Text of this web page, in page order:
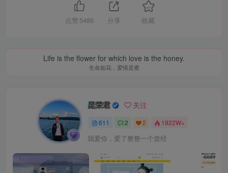
点赞 5486 分享 收藏
Life is the flower for which love is the honey.
生命如花，爱情是蜜
昆荣君 关注
611 2 2 1922W+
我爱你，爱了整整一个曾经